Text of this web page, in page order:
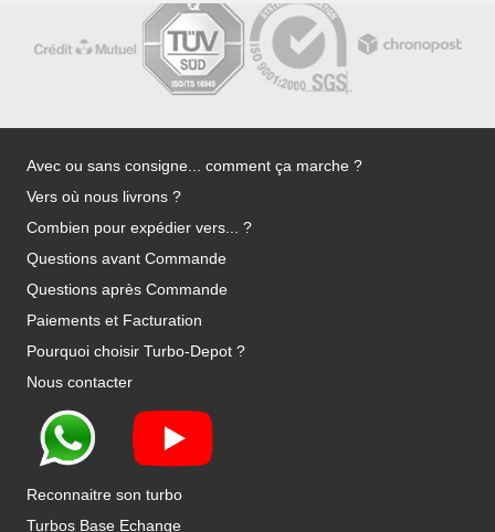
Avec ou sans consigne... comment ça marche ?
Vers où nous livrons ?
Combien pour expédier vers... ?
Questions avant Commande
Questions après Commande
Paiements et Facturation
Pourquoi choisir Turbo-Depot ?
Nous contacter
Reconnaitre son turbo
Turbos Base Echange